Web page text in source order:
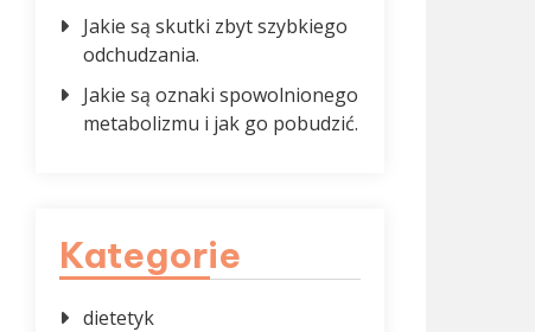
Jakie są skutki zbyt szybkiego
odchudzania.
Jakie są oznaki spowolnionego
metabolizmu i jak go pobudzić.
Kategorie
dietetyk